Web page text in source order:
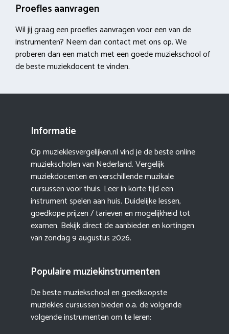
Proefles aanvragen
Wil jij graag een proefles aanvragen voor een van de
instrumenten? Neem dan contact met ons op. We
proberen dan een match met een goede muziekschool of
de beste muziekdocent te vinden.
Informatie
Op muzieklesvergelijken.nl vind je de beste online
muziekscholen van Nederland. Vergelijk
muziekdocenten en verschillende muzikale
cursussen voor thuis. Leer in korte tijd een
instrument spelen aan huis. Duidelijke lessen,
goedkope prijzen / tarieven en mogelijkheid tot
examen. Bekijk direct de aanbieden en kortingen
van zondag 9 augustus 2026.
Populaire muziekinstrumenten
De beste muziekschool en goedkoopste
muziekles cursussen bieden o.a. de volgende
volgende instrumenten om te leren: